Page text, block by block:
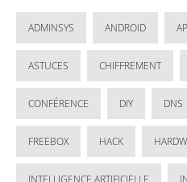
ADMINSYS ANDROID
ASTUCES CHIFFREMENT
CONFÉRENCE DIY DNS
FREEBOX HACK